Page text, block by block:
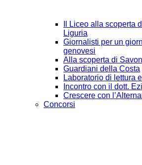
Il Liceo alla scoperta
Liguria
Giornalisti per un
genovesi
Alla scoperta di
Guardiani della Costa
Laboratorio di lettura
Incontro con il dott.
Crescere con
Concorsi